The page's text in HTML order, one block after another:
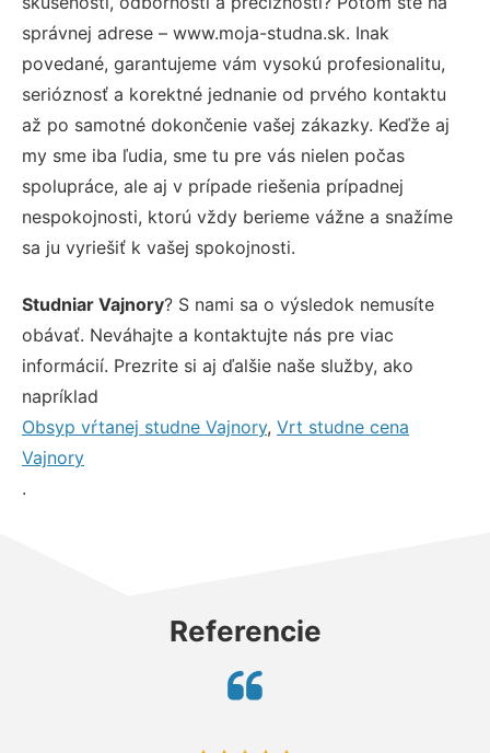
správnej adrese – www.moja-studna.sk. Inak
povedané, garantujeme vám vysokú profesionalitu,
serióznosť a korektné jednanie od prvého kontaktu
až po samotné dokončenie vašej zákazky. Keďže aj
my sme iba ľudia, sme tu pre vás nielen počas
spolupráce, ale aj v prípade riešenia prípadnej
nespokojnosti, ktorú vždy berieme vážne a snažíme
sa ju vyriešiť k vašej spokojnosti.
Studniar Vajnory? S nami sa o výsledok nemusíte
obávať. Neváhajte a kontaktujte nás pre viac
informácií. Prezrite si aj ďalšie naše služby, ako
napríklad
Obsyp vŕtanej studne Vajnory, Vrt studne cena
Vajnory
.
Referencie